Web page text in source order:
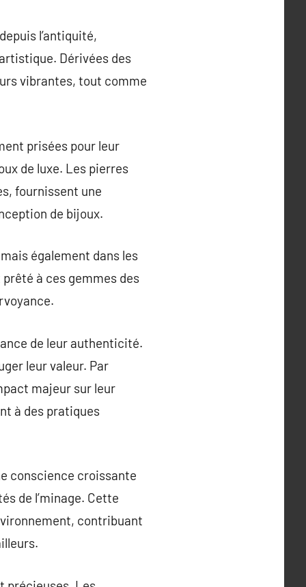
l’antiquité,
Dérivées des
vibrantes, tout comme
prisées pour leur
de luxe. Les pierres
fournissent une
de bijoux.
également dans les
à ces gemmes des
de leur authenticité.
leur valeur. Par
majeur sur leur
à des pratiques
conscience croissante
de l’minage. Cette
contribuant